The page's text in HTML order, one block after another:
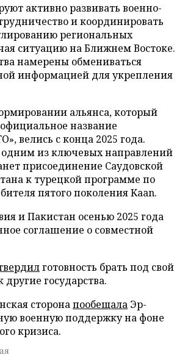
активно развивать военно-
и координировать
региональных
ситуацию на Ближнем Востоке.
намерены обмениваться
информацией для укрепления
альянса, который
название
велись с конца 2025 года.
из ключевых направлений
присоединение Саудовской
к турецкой программе по
пятого поколения Kaan.
и Пакистан осенью 2025 года
соглашение о совместной
готовность брать под свой
государства.
сторонапообещала Эр-
военную поддержку на фоне
кризиса.